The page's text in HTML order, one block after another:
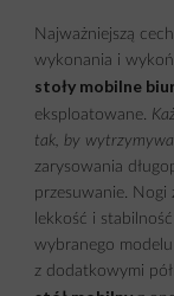
Najważniejszą
wykonania i
stoły mobilne
eksploatowane.
tak, by
zarysowania
przesuwanie. Nogi
lekkość i
wybranego
z dodatkowymi